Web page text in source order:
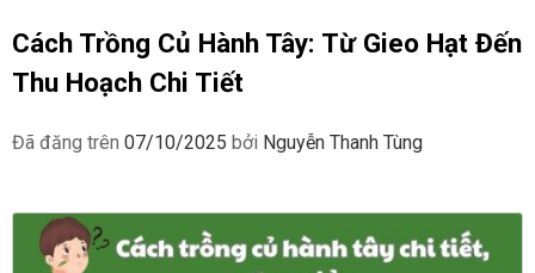
Cách Trồng Củ Hành Tây: Từ Gieo Hạt Đến
Thu Hoạch Chi Tiết
Đã đăng trên 07/10/2025 bởi Nguyễn Thanh Tùng